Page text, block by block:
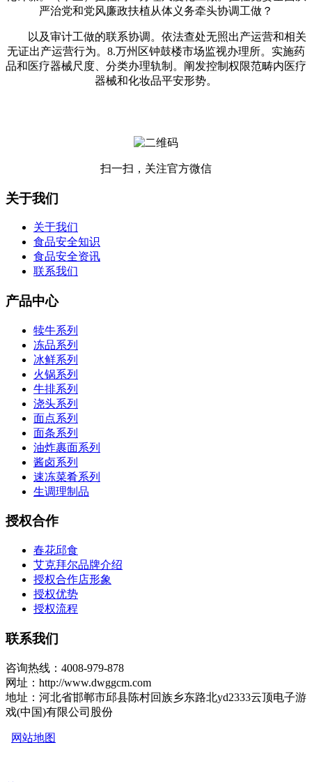
严治党和党风廉政扶植从体义务牵头协调工做？
以及审计工做的联系协调。依法查处无照出产运营和相关
无证出产运营行为。8.万州区钟鼓楼市场监视办理所。实施药
品和医疗器械尺度、分类办理轨制。阐发控制权限范畴内医疗
器械和化妆品平安形势。
扫一扫，关注官方微信
关于我们
关于我们
食品安全知识
食品安全资讯
联系我们
产品中心
犊牛系列
冻品系列
冰鲜系列
火锅系列
牛排系列
浇头系列
面点系列
面条系列
油炸裹面系列
酱卤系列
速冻菜肴系列
生调理制品
授权合作
春花邱食
艾克拜尔品牌介绍
授权合作店形象
授权优势
授权流程
联系我们
咨询热线：4008-979-878
网址：http://www.dwggcm.com
地址：河北省邯郸市邱县陈村回族乡东路北yd2333云顶电子游
戏(中国)有限公司股份
网站地图